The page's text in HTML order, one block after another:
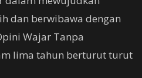
dan berwibawa dengan
Wajar Tanpa
lima tahun berturut turut